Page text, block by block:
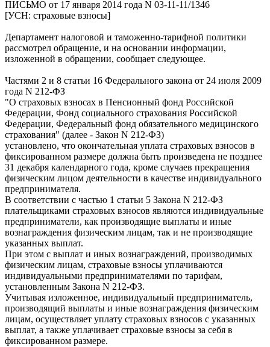
ПИСЬМО от 17 января 2014 года N 03-11-11/1346
[УСН: страховые взносы]
Департамент налоговой и таможенно-тарифной политики
рассмотрел обращение, и на основании информации,
изложенной в обращении, сообщает следующее.
Частями 2 и 8 статьи 16 Федерального закона от 24 июля 2009
года N 212-ФЗ
"О страховых взносах в Пенсионный фонд Российской
Федерации, Фонд социального страхования Российской
Федерации, Федеральный фонд обязательного медицинского
страхования" (далее - Закон N 212-ФЗ)
установлено, что окончательная уплата страховых взносов в
фиксированном размере должна быть произведена не позднее
31 декабря календарного года, кроме случаев прекращения
физическим лицом деятельности в качестве индивидуального
предпринимателя.
В соответствии с частью 1 статьи 5 Закона N 212-ФЗ
плательщиками страховых взносов являются индивидуальные
предприниматели, как производящие выплаты и иные
вознаграждения физическим лицам, так и не производящие
указанных выплат.
При этом с выплат и иных вознаграждений, производимых
физическим лицам, страховые взносы уплачиваются
индивидуальными предпринимателями по тарифам,
установленным Закона N 212-ФЗ.
Учитывая изложенное, индивидуальный предприниматель,
производящий выплаты и иные вознаграждения физическим
лицам, осуществляет уплату страховых взносов с указанных
выплат, а также уплачивает страховые взносы за себя в
фиксированном размере.